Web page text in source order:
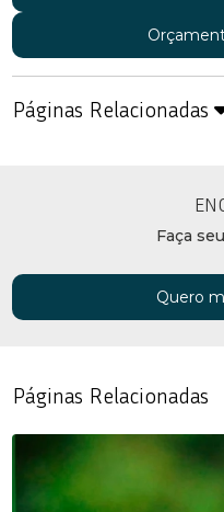
Páginas Relacionadas
Faça
Quero
Páginas Relacionadas